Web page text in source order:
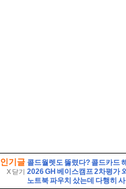
인기글
X 닫기 2026 GH 베이스캠프 2차평가
노트북 파우치 샀는데 다행히